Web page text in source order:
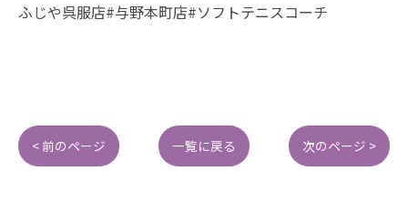
ふじや呉服店#与野本町店#ソフトテニスコーチ
< 前のページ 一覧に戻る 次のページ >